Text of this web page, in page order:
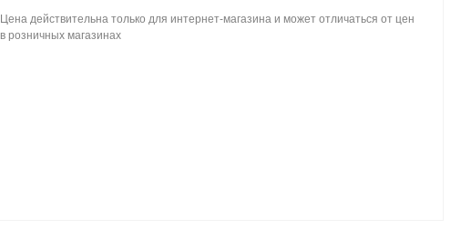
Цена действительна только для интернет-магазина и может отличаться от цен
в розничных магазинах